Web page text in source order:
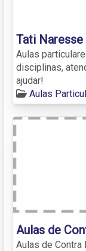
Tati
Aulas
disciplinas,
ajudar!
Aulas
Aulas de
Aulas de Contra